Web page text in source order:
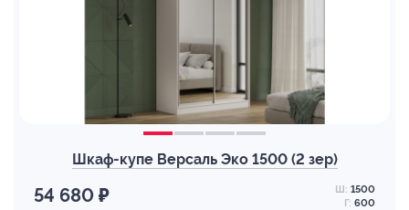
Шкаф-купе Версаль Эко 1500 (2 зер)
54 680 ₽ Ш: 1500
Г: 600